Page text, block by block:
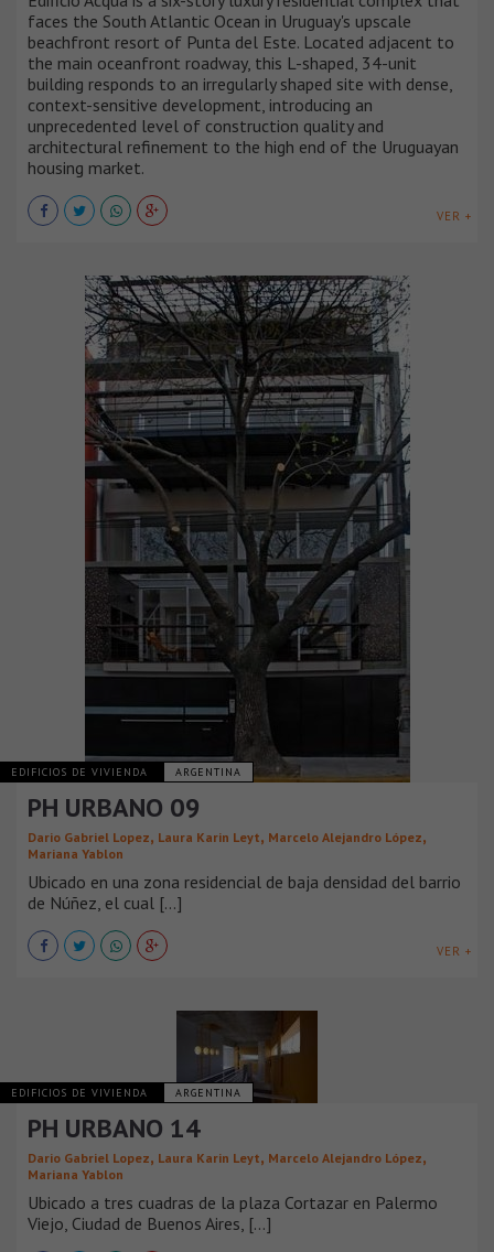
faces the South Atlantic Ocean in Uruguay's upscale
beachfront resort of Punta del Este. Located adjacent to
the main oceanfront roadway, this L-shaped, 34-unit
building responds to an irregularly shaped site with dense,
context-sensitive development, introducing an
unprecedented level of construction quality and
architectural refinement to the high end of the Uruguayan
housing market.
VER +
EDIFICIOS DE VIVIENDA ARGENTINA
PH URBANO 09
Dario Gabriel Lopez, Laura Karin Leyt, Marcelo Alejandro López,
Mariana Yablon
Ubicado en una zona residencial de baja densidad del barrio
de Núñez, el cual [...]
VER +
EDIFICIOS DE VIVIENDA ARGENTINA
PH URBANO 14
Dario Gabriel Lopez, Laura Karin Leyt, Marcelo Alejandro López,
Mariana Yablon
Ubicado a tres cuadras de la plaza Cortazar en Palermo
Viejo, Ciudad de Buenos Aires, [...]